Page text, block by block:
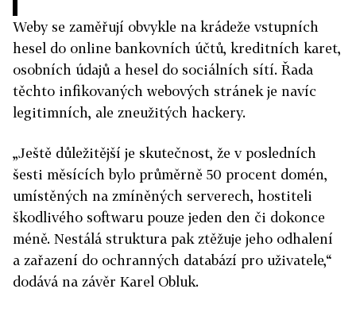
Weby se zaměřují obvykle na krádeže vstupních
hesel do online bankovních účtů, kreditních karet,
osobních údajů a hesel do sociálních sítí. Řada
těchto infikovaných webových stránek je navíc
legitimních, ale zneužitých hackery.
„Ještě důležitější je skutečnost, že v posledních
šesti měsících bylo průměrně 50 procent domén,
umístěných na zmíněných serverech, hostiteli
škodlivého softwaru pouze jeden den či dokonce
méně. Nestálá struktura pak ztěžuje jeho odhalení
a zařazení do ochranných databází pro uživatele,“
dodává na závěr Karel Obluk.